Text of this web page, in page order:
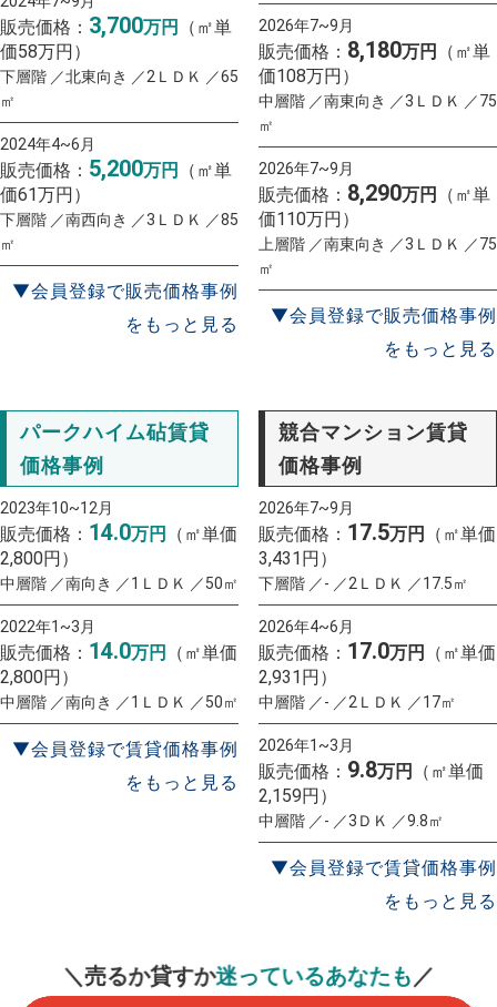
販売価格： 3,700万円
（㎡単
価58万円）
下層階 ／北東向き ／2ＬＤＫ ／65
㎡
2024年4~6月
販売価格： 5,200万円
（㎡単
価61万円）
下層階 ／南西向き ／3ＬＤＫ ／85
㎡
▼会員登録で販売価格事例
をもっと見る
2026年7~9月
販売価格： 8,180万円
（㎡単
価108万円）
中層階 ／南東向き ／3ＬＤＫ ／75
㎡
2026年7~9月
販売価格： 8,290万円
（㎡単
価110万円）
上層階 ／南東向き ／3ＬＤＫ ／75
㎡
▼会員登録で販売価格事例
をもっと見る
パークハイム砧賃貸
価格事例
2023年10~12月
販売価格： 14.0万円
（㎡単価
2,800円）
中層階 ／南向き ／1ＬＤＫ ／50㎡
2022年1~3月
販売価格： 14.0万円
（㎡単価
2,800円）
中層階 ／南向き ／1ＬＤＫ ／50㎡
▼会員登録で賃貸価格事例
をもっと見る
競合マンション賃貸
価格事例
2026年7~9月
販売価格： 17.5万円
（㎡単価
3,431円）
下層階 ／- ／2ＬＤＫ ／17.5㎡
2026年4~6月
販売価格： 17.0万円
（㎡単価
2,931円）
中層階 ／- ／2ＬＤＫ ／17㎡
2026年1~3月
販売価格： 9.8万円
（㎡単価
2,159円）
中層階 ／- ／3ＤＫ ／9.8㎡
▼会員登録で賃貸価格事例
をもっと見る
＼売るか貸すか迷っているあなたも／